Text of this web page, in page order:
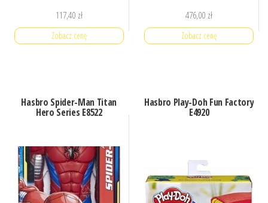
117,40 zł
Zobacz cenę
476,00 zł
Zobacz cenę
Hasbro Spider-Man Titan
Hero Series E8522
Hasbro Play-Doh Fun Factory
E4920